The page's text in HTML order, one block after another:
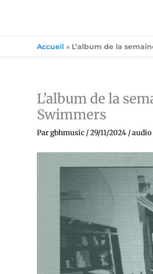
Accueil » L’album de la
L’album de la
Swimmers
Pargbhmusic /29/11/2024 /audio